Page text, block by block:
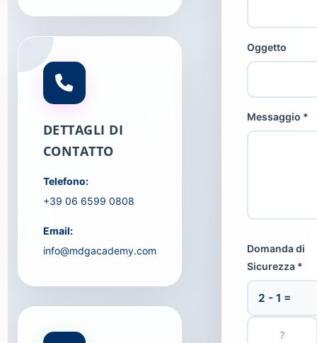
DETTAGLI DI
CONTATTO
Telefono:
+39 06 6599 0808
Email:
info@mdgacademy.com
Oggetto
Messaggio *
Domanda di
Sicurezza *
2 - 1 =